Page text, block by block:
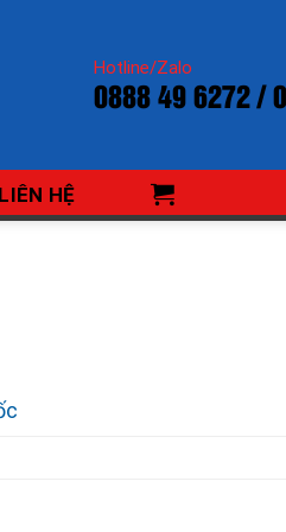
Hotline/Zalo
0888 49 6272 /
LIÊN HỆ